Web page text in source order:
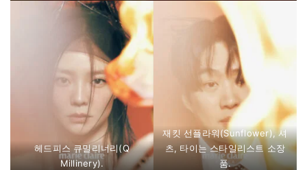
헤드피스 큐밀리너리(Q
Millinery).
재킷 선플라워(Sunflower), 셔
츠, 타이는 스타일리스트 소장
품.